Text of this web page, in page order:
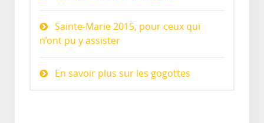
Sainte-Marie 2015, pour ceux qui
n’ont pu y assister
En savoir plus sur les gogottes